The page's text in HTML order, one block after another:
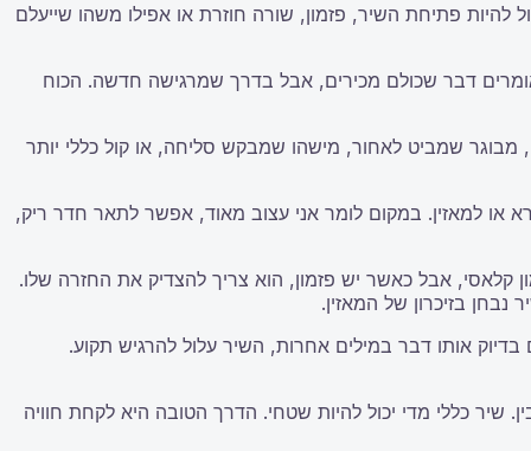
פתיחת השיר, פזמון, שורה חוזרת או אפילו משהו שייעלם
דבר שכולם מכירים, אבל בדרך שמרגישה חדשה. הכוח
שמביט לאחור, מישהו שמבקש סליחה, או קול כללי יותר
או למאזין. במקום לומר אני עצוב מאוד, אפשר לתאר חדר ריק,
קלאסי, אבל כאשר יש פזמון, הוא צריך להצדיק את החזרה שלו.
בזיכרון של המאזין.
אותו דבר במילים אחרות, השיר עלול להרגיש תקוע.
שיר כללי מדי יכול להיות שטחי. הדרך הטובה היא לקחת חוויה